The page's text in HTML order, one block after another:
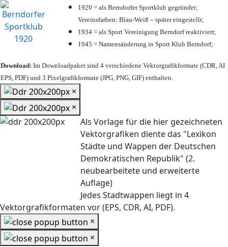
1920 = als Berndorfer Sportklub gegründet;
Vereinsfarben: Blau-Weiß – später eingestellt;
1934 = als Sport Vereinigung Berndorf reaktiviert;
1945 = Namensänderung in Sport Klub Berndorf;
Download: Im Downloadpaket sind 4 verschiedene Vektorgrafikformate (CDR, AI
EPS, PDF) und 3 Pixelgrafikformate (JPG, PNG, GIF) enthalten.
×
×
Als Vorlage für die hier gezeichneten
Vektorgrafiken diente das "Lexikon
Städte und Wappen der Deutschen
Demokratischen Republik" (2.
neubearbeitete und erweiterte
Auflage)
Jedes Stadtwappen liegt in 4
Vektorgrafikformaten vor (EPS, CDR, AI, PDF).
×
×